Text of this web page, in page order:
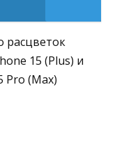
расцветок
15 (Plus) и
Pro (Max)